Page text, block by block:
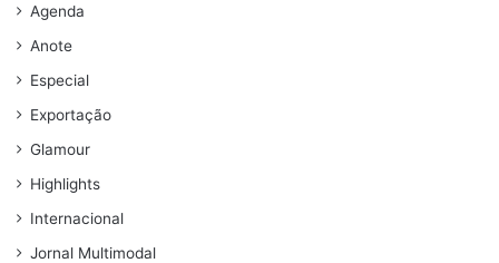
Agenda
Anote
Especial
Exportação
Glamour
Highlights
Internacional
Jornal Multimodal